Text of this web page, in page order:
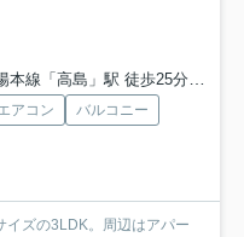
本線「高島」駅 徒歩25分
アコン
バルコニー
ズの3LDK。周辺はアパー